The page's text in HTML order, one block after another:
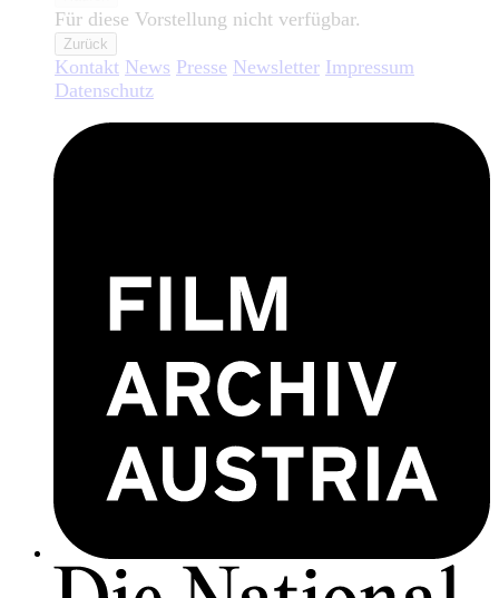
Für diese Vorstellung nicht verfügbar.
Zurück
Kontakt News Presse Newsletter Impressum
Datenschutz